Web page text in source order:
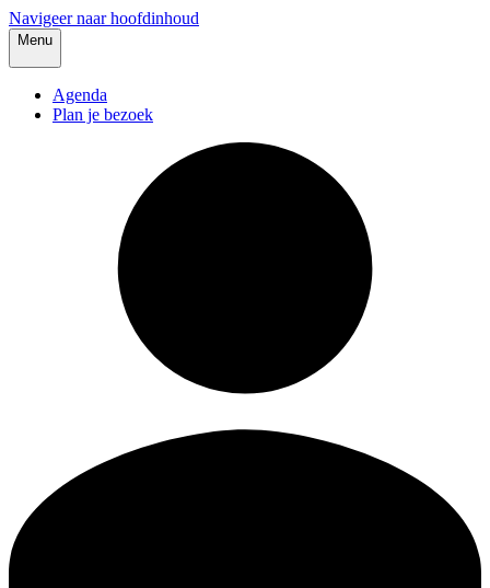
Navigeer naar hoofdinhoud
Menu
Agenda
Plan je bezoek